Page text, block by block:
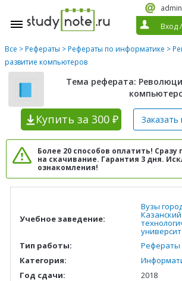
Вход/
Все >Рефераты >Рефераты по информатике >
развитие компьютеров
Тема реферата:
Купить за 300 ₽ Заказать
Более 20 способов оплатить! Сразу
на скачивание. Гарантия 3 дня.
ознакомления!
Учебное заведение:
Вузы
Тип работы:
Рефераты
Категория:
Год сдачи:
2018